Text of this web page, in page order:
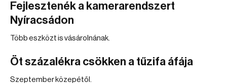
Fejlesztenék a kamerarendszert
Nyíracsádon
Több eszközt is vásárolnának.
Öt százalékra csökken a tűzifa áfája
Szeptember közepétől.